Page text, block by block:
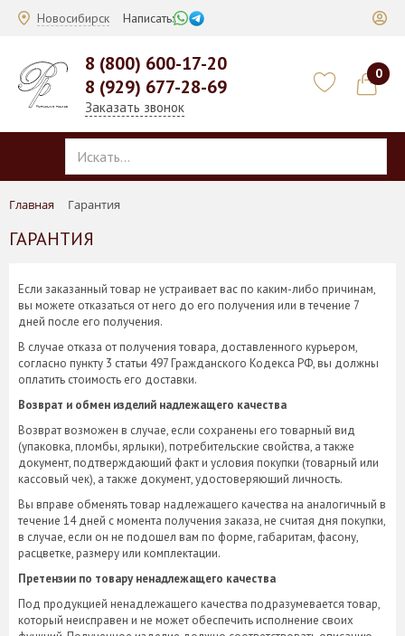
Новосибирск Написать:
8 (800) 600-17-20
8 (929) 677-28-69
Заказать звонок
0
Главная Гарантия
ГАРАНТИЯ
Если заказанный товар не устраивает вас по каким-либо причинам,
вы можете отказаться от него до его получения или в течение 7
дней после его получения.
В случае отказа от получения товара, доставленного курьером,
согласно пункту 3 статьи 497 Гражданского Кодекса РФ, вы должны
оплатить стоимость его доставки.
Возврат и обмен изделий надлежащего качества
Возврат возможен в случае, если сохранены его товарный вид
(упаковка, пломбы, ярлыки), потребительские свойства, а также
документ, подтверждающий факт и условия покупки (товарный или
кассовый чек), а также документ, удостоверяющий личность.
Вы вправе обменять товар надлежащего качества на аналогичный в
течение 14 дней с момента получения заказа, не считая дня покупки,
в случае, если он не подошел вам по форме, габаритам, фасону,
расцветке, размеру или комплектации.
Претензии по товару ненадлежащего качества
Под продукцией ненадлежащего качества подразумевается товар,
который неисправен и не может обеспечить исполнение своих